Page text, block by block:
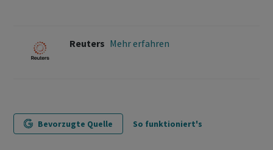
Reuters Mehr erfahren
Bevorzugte Quelle So funktioniert's